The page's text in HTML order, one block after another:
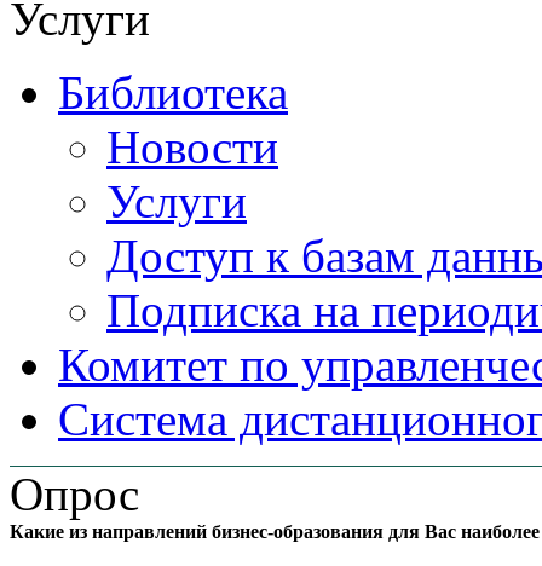
Услуги
Библиотека
Новости
Услуги
Доступ к базам
Подписка на
Комитет по
Система
Опрос
Какие из направлений бизнес-образования для Вас